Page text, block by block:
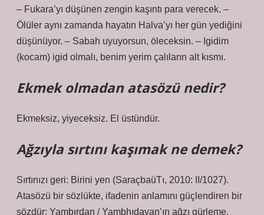
– Fukara’yı düşünen zengin kaşıntı para verecek. –
Ölüler aynı zamanda hayatın Halva’yı her gün yediğini
düşünüyor. – Sabah uyuyorsun, öleceksin. – Igidim
(kocam) igid olmalı, benim yerim çalıların alt kısmı.
Ekmek olmadan atasözü nedir?
Ekmeksiz, yiyeceksiz. El üstündür.
Ağzıyla sırtını kaşımak ne demek?
Sırtınızı geri: Birini yen (SaraçbaüTı, 2010: II/1027).
Atasözü bir sözlükte, ifadenin anlamını güçlendiren bir
sözdür: Yambırdan / Yambhıdayan’ın ağzı gürleme.